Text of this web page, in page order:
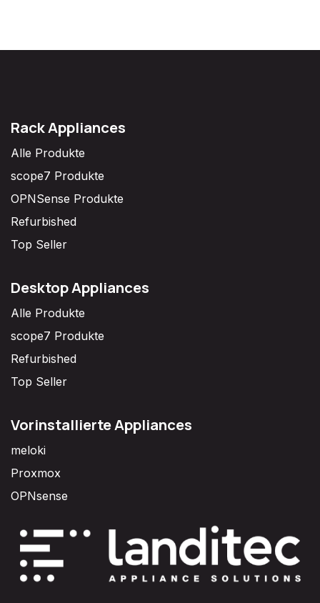
Rack Appliances
Alle Produkte
scope7 Produkte
OPNSense Produkte
Refurbished
Top Seller
Desktop Appliances
Alle Produkte
scope7 Produkte
Refurbished
Top Seller
Vorinstallierte Appliances
meloki
Proxmox
OPNsense